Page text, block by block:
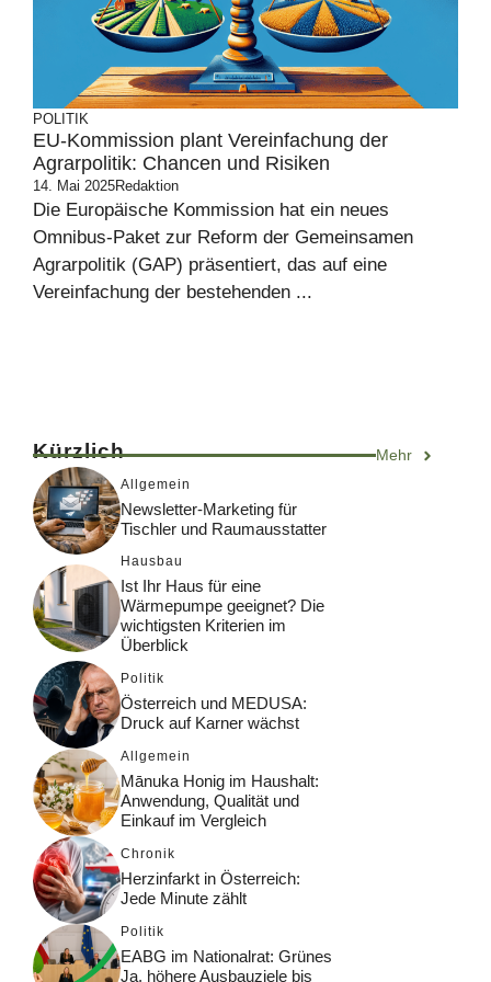
POLITIK
EU-Kommission plant Vereinfachung der
Agrarpolitik: Chancen und Risiken
14. Mai 2025Redaktion
Die Europäische Kommission hat ein neues
Omnibus-Paket zur Reform der Gemeinsamen
Agrarpolitik (GAP) präsentiert, das auf eine
Vereinfachung der bestehenden ...
Kürzlich Mehr
Allgemein
Newsletter-Marketing für
Tischler und Raumausstatter
Hausbau
Ist Ihr Haus für eine
Wärmepumpe geeignet? Die
wichtigsten Kriterien im
Überblick
Politik
Österreich und MEDUSA:
Druck auf Karner wächst
Allgemein
Mānuka Honig im Haushalt:
Anwendung, Qualität und
Einkauf im Vergleich
Chronik
Herzinfarkt in Österreich:
Jede Minute zählt
Politik
EABG im Nationalrat: Grünes
Ja, höhere Ausbauziele bis